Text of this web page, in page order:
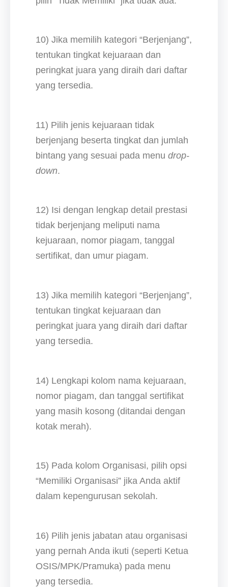
10) Jika memilih kategori “Berjenjang”,
tentukan tingkat kejuaraan dan
peringkat juara yang diraih dari daftar
yang tersedia.
11) Pilih jenis kejuaraan tidak
berjenjang beserta tingkat dan jumlah
bintang yang sesuai pada menu drop-
down.
12) Isi dengan lengkap detail prestasi
tidak berjenjang meliputi nama
kejuaraan, nomor piagam, tanggal
sertifikat, dan umur piagam.
13) Jika memilih kategori “Berjenjang”,
tentukan tingkat kejuaraan dan
peringkat juara yang diraih dari daftar
yang tersedia.
14) Lengkapi kolom nama kejuaraan,
nomor piagam, dan tanggal sertifikat
yang masih kosong (ditandai dengan
kotak merah).
15) Pada kolom Organisasi, pilih opsi
“Memiliki Organisasi” jika Anda aktif
dalam kepengurusan sekolah.
16) Pilih jenis jabatan atau organisasi
yang pernah Anda ikuti (seperti Ketua
OSIS/MPK/Pramuka) pada menu
yang tersedia.